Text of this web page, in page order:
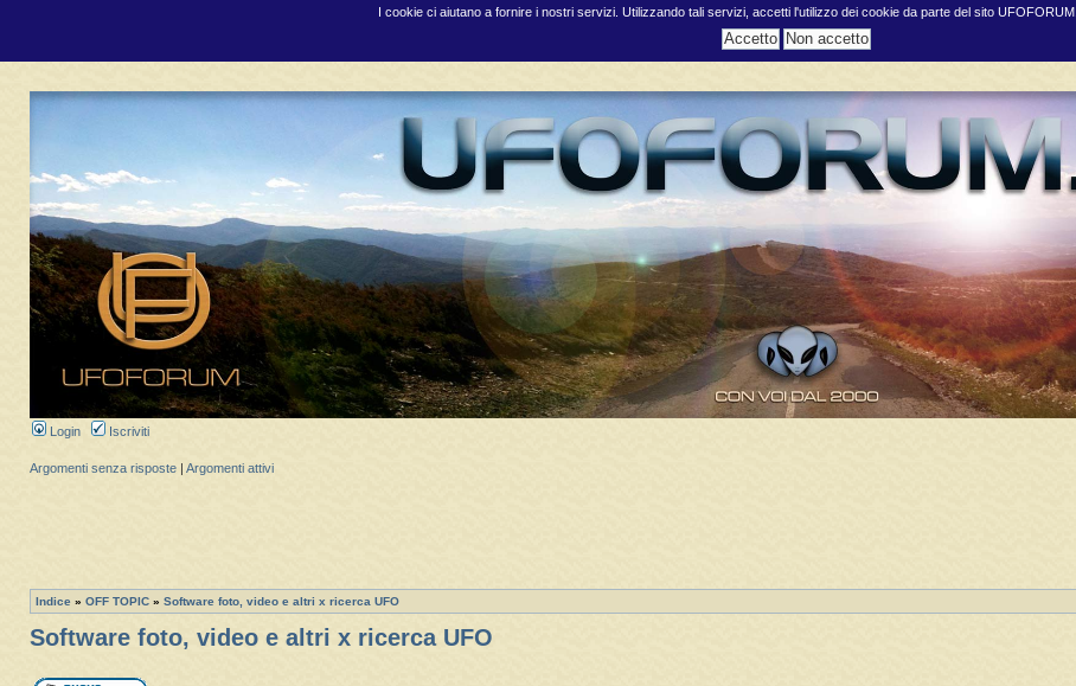
I cookie ci aiutano a fornire i nostri servizi. Utilizzando tali servizi, accetti l'utilizzo dei cookie da parte del sito UFOFORUM.
Login Iscriviti
Argomenti senza risposte Argomenti attivi
Indice » OFF TOPIC » Software foto, video e altri x ricerca UFO
Software foto, video e altri x ricerca UFO